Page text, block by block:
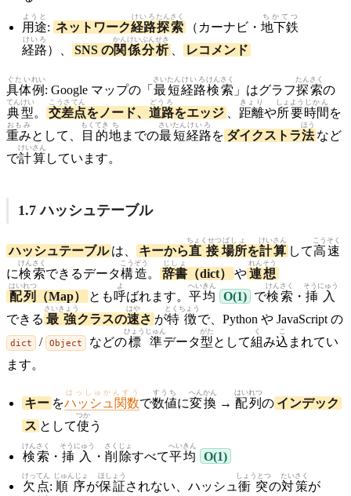
用途
ようと
: ネットワーク経路
けいろ
探索
たんさく
（カーナビ・ 地下鉄
ちかてつ
経路
けいろ
）、 SNS の関係
かんけい
分析
ぶんせき
レコメンド
具体
ぐたい
例
れい
: Google マップの「 最短
さいたん
経路
けいろ
検索
けんさく
」はグラフ探索
たんさく
の
典型
てんけい
。 交差点
こうさてん
をノード、 道路
どうろ
をエッジ 距離
きょり
や所要
しょよう
時間
じかん
を
重み
おもみ
として、 目的
もくてき
地
ち
までの最短
さいたん
経路
けいろ
を ダイクストラ法
ほう
など
で計算
けいさん
しています。
1.7 ハッシュテーブル
ハッシュテーブル は、 キーから直接
ちょくせつ
場所
ばしょ
を計算
けいさん
して高速
こうそく
に検索
けんさく
できるデータ構造
こうぞう
。 辞書
じしょ
（dict） や連想
れんそう
配列
はいれつ
（Map） とも呼
よ
ばれます。 平均
へいきん
O(1) で検索
けんさく
・ 挿入
そうにゅう
できる 最強
さいきょう
クラスの速
はや
さ が特徴
とくちょう
で、Python や JavaScript の
dict / Object などの標準
ひょうじゅん
データ型
がた
として組
く
み込
こ
まれてい
ます。
キー をハッシュ関数
はっしゅかんすう
で数値
すうち
に変換
へんかん
→ 配列
はいれつ
の インデック
ス として使
つか
う
検索
けんさく
・ 挿入
そうにゅう
・ 削除
さくじょ
すべて平均
へいきん
O(1)
欠点
けってん
: 順序
じゅんじょ
が保証
ほしょう
されない、ハッシュ 衝突
しょうとつ
の対策
たいさく
が